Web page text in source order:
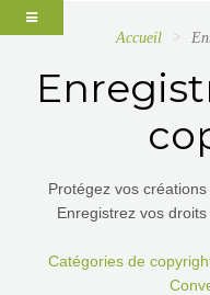
Accueil
Protégez vos
Enregistrez vos droits
Catégories de